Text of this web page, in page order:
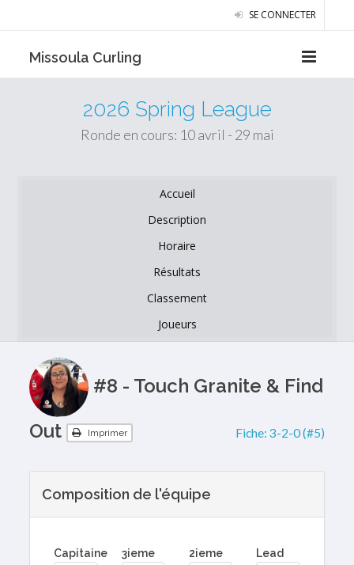
SE CONNECTER
Missoula Curling
2026 Spring League
Ronde en cours: 10 avril - 29 mai
Accueil
Description
Horaire
Résultats
Classement
Joueurs
#8 - Touch Granite & Find
Out
Imprimer Fiche: 3-2-0 (#5)
Composition de l'équipe
Capitaine 3ieme 2ieme Lead